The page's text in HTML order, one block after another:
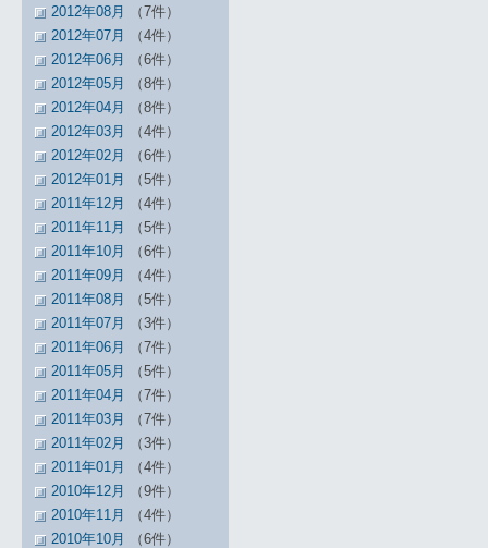
2012年08月
（7件）
2012年07月
（4件）
2012年06月
（6件）
2012年05月
（8件）
2012年04月
（8件）
2012年03月
（4件）
2012年02月
（6件）
2012年01月
（5件）
2011年12月
（4件）
2011年11月
（5件）
2011年10月
（6件）
2011年09月
（4件）
2011年08月
（5件）
2011年07月
（3件）
2011年06月
（7件）
2011年05月
（5件）
2011年04月
（7件）
2011年03月
（7件）
2011年02月
（3件）
2011年01月
（4件）
2010年12月
（9件）
2010年11月
（4件）
2010年10月
（6件）